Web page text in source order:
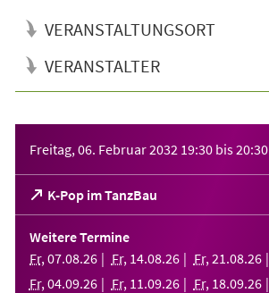
VERANSTALTUNGSORT
VERANSTALTER
Freitag, 06. Februar 2032 19:30 bis20:30
K-Pop im TanzBau
(Öffnet
in
einem
neuen
Tab)
Weitere Termine
Fr, 07.08.26 Fr, 14.08.26 Fr, 21 .08.26
Fr, 04.09.26 Fr, 11 .09.26 Fr, 18.09.26